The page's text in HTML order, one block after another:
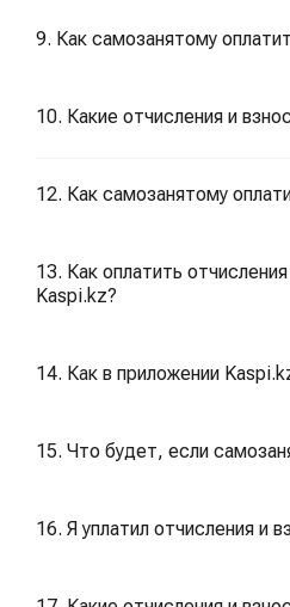
9. Как самозанятому
10. Какие отчисления и
12. Как самозанятому
13. Как оплатить
Kaspi.kz?
14. Как в приложении
15. Что будет, если
16. Я уплатил отчисления и